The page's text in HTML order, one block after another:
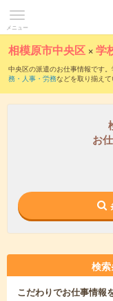
メニュー
相模原市中央区 ×学
中央区の派遣のお仕事情報です。
務・人事・労務などを取り揃えて
お
検
こだわりでお仕事情報